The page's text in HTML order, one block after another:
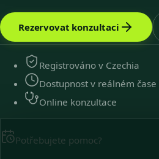
Rezervovat konzultaci
Registrováno v Czechia
Dostupnost v reálném čase
Online konzultace
Potřebujete pomoc?